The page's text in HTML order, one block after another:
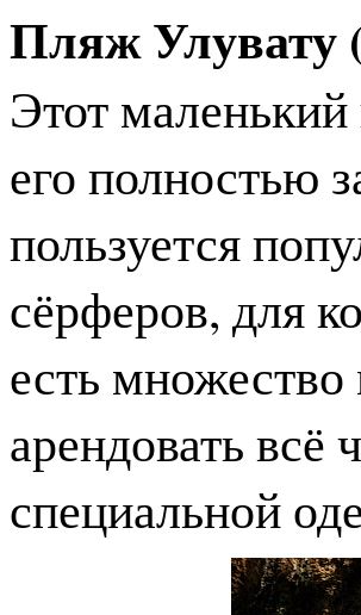
Пляж Улувату
Этот
его полностью
пользуется
сёрферов, для
есть
арендовать всё
специальной